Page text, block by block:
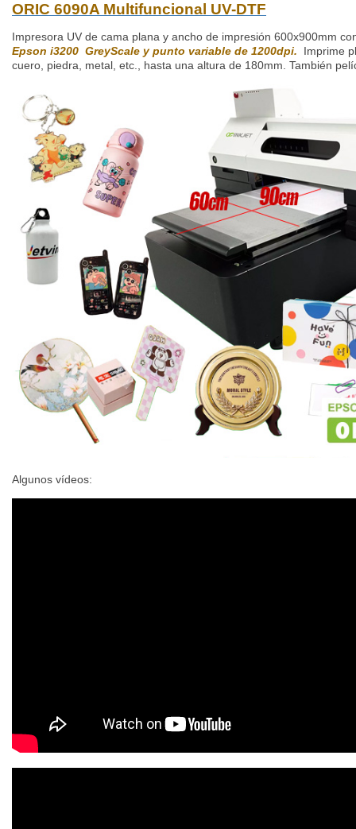
ORIC 6090A Multifuncional UV-DTF
Impresora UV de cama plana y ancho de impresión 600x900mm
Epson i3200 GreyScale y punto variable de 1200dpi.
Imprime
cuero, piedra, metal, etc., hasta una altura de 180mm. También
Algunos vídeos: